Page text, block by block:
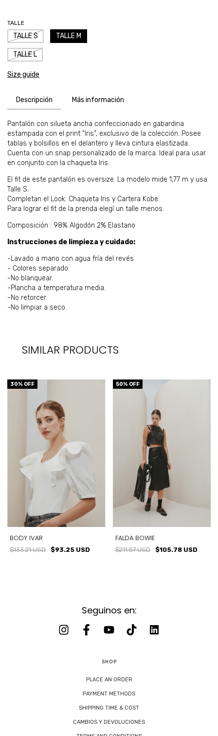
TALLE
TALLE S TALLE M
TALLE L
Size guide
Descripción Más información
Pantalón con silueta ancha confeccionado en gabardina
estampada con el print “Iris”, exclusivo de la colección. Posee
tablas y bolsillos en el delantero y lleva cintura elastizada.
Cuenta con un snap personalizado de la marca. Ideal para usar
en conjunto con la chaqueta Iris.
El fit de este pantalón es oversize. La modelo mide 1,77 m y usa
Talle S.
Completan el Look: Chaqueta Iris y Cartera Kobe.
Para lograr el fit de la prenda elegí un talle menos.
Composición : 98% Algodón 2% Elastano
Instrucciones de limpieza y cuidado:
-Lavado a mano con agua fría del revés
- Colores separado.
-No blanquear.
-Plancha a temperatura media.
-No retorcer.
-No limpiar a seco.
SIMILAR PRODUCTS
30% OFF
BODY IVAR
$133.21 USD $93.25 USD
50% OFF
FALDA BOWIE
$211.57 USD $105.78 USD
Seguinos en:
SHOP
PLACE AN ORDER
PAYMENT METHODS
SHIPPING TIME & COST
CAMBIOS Y DEVOLUCIONES